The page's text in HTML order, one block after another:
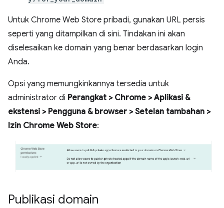
Untuk Chrome Web Store pribadi, gunakan URL persis
seperti yang ditampilkan di sini. Tindakan ini akan
diselesaikan ke domain yang benar berdasarkan login
Anda.
Opsi yang memungkinkannya tersedia untuk
administrator di Perangkat > Chrome > Aplikasi &
ekstensi > Pengguna & browser > Setelan tambahan >
Izin Chrome Web Store:
Publikasi domain